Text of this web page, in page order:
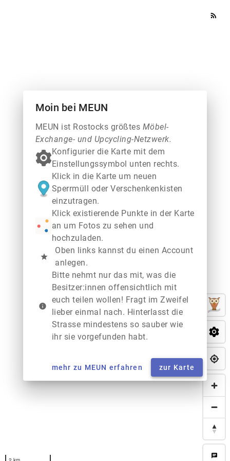
rss_feed
chat
Moin bei MEUN
MEUN ist Rostocks größtes Möbel-
Exchange- und Upcycling-Netzwerk.
Konfigurier die Karte mit dem
Einstellungssymbol unten rechts.
Klick in die Karte um neuen
Sperrmüll oder Verschenkenkisten
einzutragen.
Klick existierende Punkte in der Karte
an um Fotos zu sehen und
hochzuladen.
star
Oben links kannst du einen Account
anlegen.
info
Bitte nehmt nur das mit, was die
Besitzer:innen offensichtlich mit
euch teilen wollen! Fragt im Zweifel
lieber einmal nach. Hinterlasst die
Strasse mindestens so sauber wie
ihr sie vorgefunden habt.
mehr zu MEUN erfahren zur Karte